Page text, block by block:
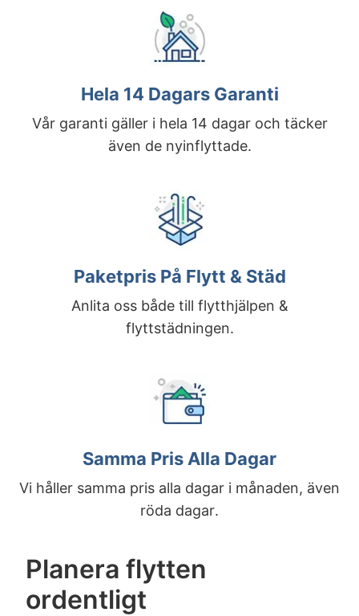
Hela 14 Dagars Garanti
Vår garanti gäller i hela 14 dagar och täcker
även de nyinflyttade.
Paketpris På Flytt & Städ
Anlita oss både till flytthjälpen &
flyttstädningen.
Samma Pris Alla Dagar
Vi håller samma pris alla dagar i månaden, även
röda dagar.
Planera flytten
ordentligt